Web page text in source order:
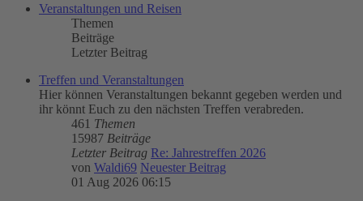
Veranstaltungen und Reisen
Themen
Beiträge
Letzter Beitrag
Treffen und Veranstaltungen
Hier können Veranstaltungen bekannt gegeben werden und
ihr könnt Euch zu den nächsten Treffen verabreden.
461 Themen
15987 Beiträge
Letzter Beitrag Re: Jahrestreffen 2026
von Waldi69 Neuester Beitrag
01 Aug 2026 06:15